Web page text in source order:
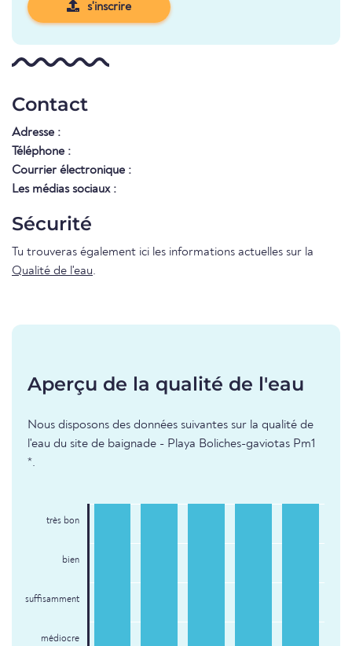
s'inscrire
Contact
Adresse :
Téléphone :
Courrier électronique :
Les médias sociaux :
Sécurité
Tu trouveras également ici les informations actuelles sur la
Qualité de l'eau.
Aperçu de la qualité de l'eau
Nous disposons des données suivantes sur la qualité de
l'eau du site de baignade - Playa Boliches-gaviotas Pm1
*.
très bon
bien
suffisamment
médiocre